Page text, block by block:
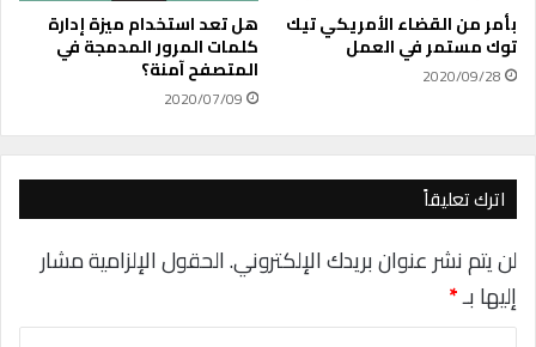
7
%
ل
ت
خ
ي
ع
ن
ص
و
ص
ي
ت
بأمر من القضاء الأمريكي تيك
توك مستمر في العمل
2020/09/28
هل تعد استخدام ميزة إدارة
كلمات المرور المدمجة في
المتصفح آمنة؟
2020/07/09
اترك تعليقاً
لن يتم نشر عنوان بريدك الإلكتروني.الحقول الإلزامية مشار
إليها بـ*